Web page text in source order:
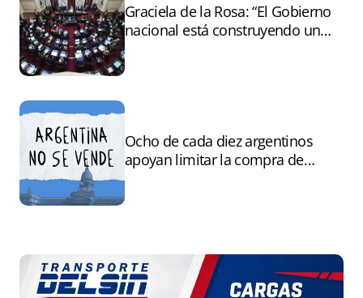
Graciela de la Rosa: “El Gobierno
nacional está construyendo un
Ocho de cada diez argentinos
apoyan limitar la compra de